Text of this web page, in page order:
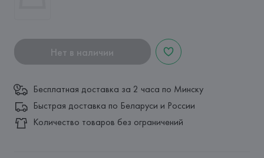
Нет в наличии
Бесплатная доставка за 2 часа по Минску
Быстрая доставка по Беларуси и России
Количество товаров без ограничений